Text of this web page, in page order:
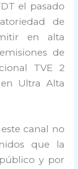
el pasado
de
en alta
de
TVE 2
Ultra Alta
este canal no
que la
y por